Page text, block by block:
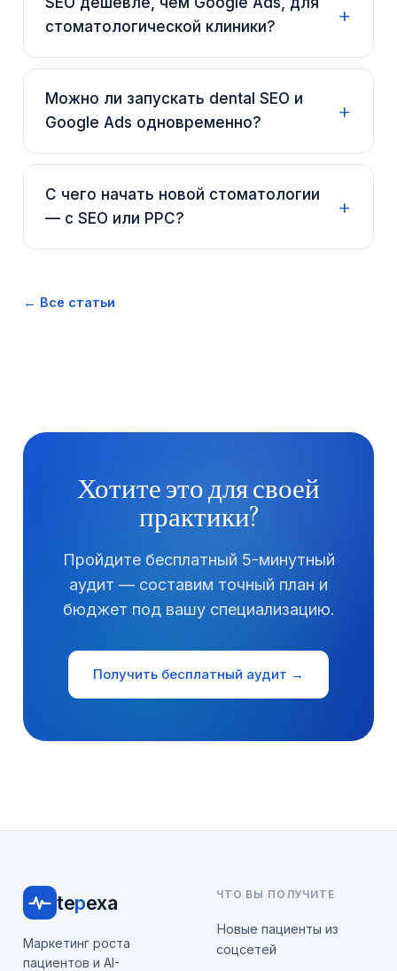
стоматологической клиники?
Можно ли запускать dental SEO и
Google Ads одновременно?
С чего начать новой стоматологии
— с SEO или PPC?
← Все статьи
Хотите это для своей
практики?
Пройдите бесплатный 5-минутный
аудит — составим точный план и
бюджет под вашу специализацию.
Получить бесплатный аудит →
tepexa
Маркетинг роста
пациентов и AI-
ЧТО ВЫ ПОЛУЧИТЕ
Новые пациенты из
соцсетей